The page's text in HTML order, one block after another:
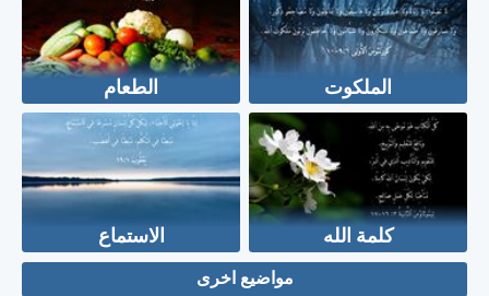
الملكوت الطعام
كلمة الله الاستماع
مواضيع اخرى